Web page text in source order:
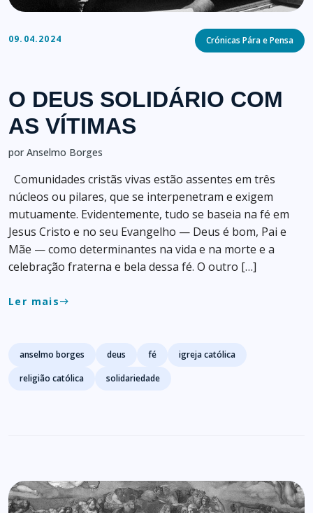
09.04.2024 Categories
Crónicas Pára e Pensa
O DEUS SOLIDÁRIO COM
AS VÍTIMAS
por Anselmo Borges
Comunidades cristãs vivas estão assentes em três
núcleos ou pilares, que se interpenetram e exigem
mutuamente. Evidentemente, tudo se baseia na fé em
Jesus Cristo e no seu Evangelho — Deus é bom, Pai e
Mãe — como determinantes na vida e na morte e a
celebração fraterna e bela dessa fé. O outro […]
Ler maiseast
Tags
anselmo borges deus fé
igreja católica
religião católica
solidariedade